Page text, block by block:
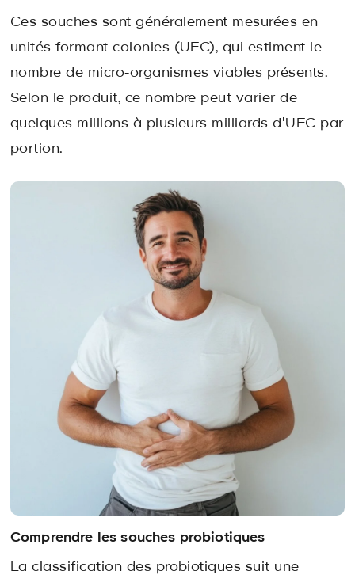
Ces souches sont généralement mesurées en
unités formant colonies (UFC), qui estiment le
nombre de micro-organismes viables présents.
Selon le produit, ce nombre peut varier de
quelques millions à plusieurs milliards d'UFC par
portion.
Comprendre les souches probiotiques
La classification des probiotiques suit une